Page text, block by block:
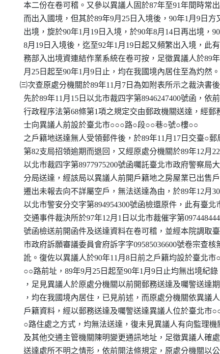
本二份在卷可稽。又參以異議人固於87年至91年間時常
而出入國境，但其於89年9月25日入境後，90年1月9日方
出境，旋於90年1月19日入境，於90年8月14日再出境，
8月19日入境後，迄至92年1月19日起又頻繁出入境，此
務部入出境資連結作業系統在卷可按，足徵異議人於89
    月25日起至90年1月9日止，均在我國境內居住至為灼然。
㈢次查原處分機關於89年11月7日為如附表所示之裁決書
先於89年11月15日以北市裁四字第8946247400號函，依
行政程序法第68條第1項之規定交由郵政機關送達，經郵
    士向異議人前設於臺北市○○○路○段○○巷○號○樓○○
之戶籍地送達無人受領郵件後，於89年11月17日交臺○郵
第82支局招領逾期而退回，又經原處分機關於89年12月
以北市裁四字第8977975200號函囑託臺北市政府警察局
分局送達，經該局以異議人前開戶籍地之房屋業已出售
遷出未報去向不詳屬空戶，無法送達為由，於89年12月
以北市警安分交字第894954300號函檢還原件，此有臺北
交通事件裁決所於97年12月1日以北市裁催字第
號函檢送前開函件及送達資料在卷可稽，並經本院調取
市政府訴願審議委員會府訴字字09585036600號卷宗查核
訛。復佐以異議人於90年11月8日前之戶籍均設於臺北市
    ○○路前址，89年9月25日起至90年1月9日止均無出境紀錄
，足見異議人於原處分機關以前開郵務送達及囑警送達
，均在我國境內居住，已見前述，而原處分機關依異議
戶籍資料，經以郵務送達及囑警送達異議人位於臺北市
○路住處之方式，均無法送達，復未見異議人有向監理機
及其他交通主管機關陳明變更通訊地址，足徵異議人確
送達處所不明之情形，依前開法條規定，原處分機關以